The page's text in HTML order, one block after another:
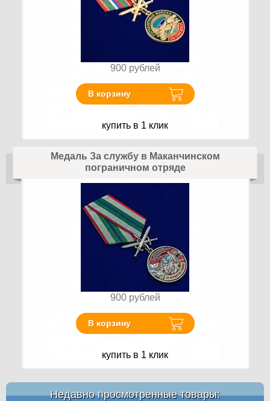
900 рублей
В корзину
купить в 1 клик
Медаль За службу в Маканчинском
пограничном отряде
900 рублей
В корзину
купить в 1 клик
Недавно просмотренные товары: